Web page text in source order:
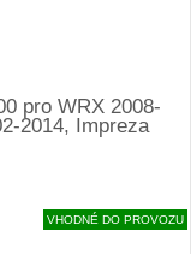
pro WRX 2008-
2014, Impreza
VHODNÉ DO PROVOZU